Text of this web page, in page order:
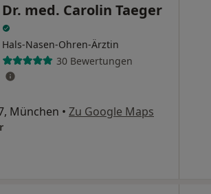
Dr. med. Carolin Taeger
Hals-Nasen-Ohren-Ärztin
30 Bewertungen
München • Zu Google Maps